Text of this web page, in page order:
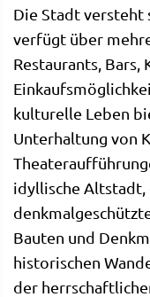
Die Stadt versteht
verfügt über
Restaurants, Bars,
kulturelle Leben
Unterhaltung von
idyllische Altstadt,
Bauten und
historischen
der